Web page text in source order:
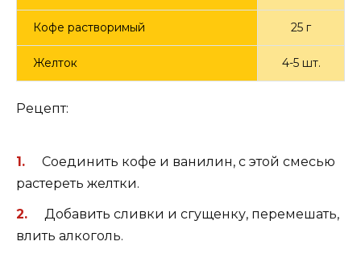
Кофе растворимый 25 г
Желток 4-5 шт.
Рецепт:
Соединить кофе и ванилин, с этой смесью
растереть желтки.
Добавить сливки и сгущенку, перемешать,
влить алкоголь.